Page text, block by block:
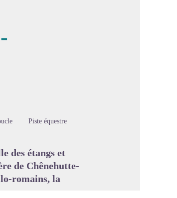
Piste équestre
des étangs et
de Chênehutte-
romains, la